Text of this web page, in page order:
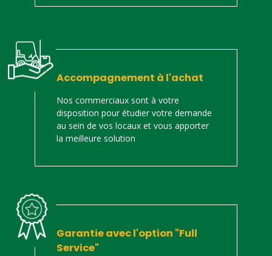
Accompagnement à l'achat
Nos commerciaux sont à votre
disposition pour étudier votre demande
au sein de vos locaux et vous apporter
la meilleure solution
Garantie avec l'option "Full
Service"